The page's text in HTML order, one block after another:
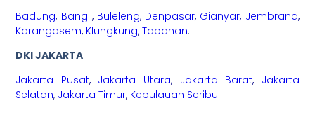
Badung, Bangli, Buleleng, Denpasar, Gianyar, Jembrana,
Karangasem, Klungkung,Tabanan.
DKI JAKARTA
Jakarta Pusat, Jakarta Utara, Jakarta Barat, Jakarta
Selatan, Jakarta Timur, Kepulauan Seribu.